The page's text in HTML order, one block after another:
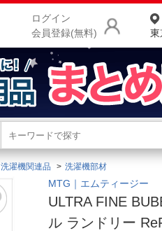
ログイン
会員登録(無料)
東
商品
ランキ
カテゴ
洗濯機関連品 洗濯機部材
MTG｜エムティージー
ULTRA FINE
ル ランドリー